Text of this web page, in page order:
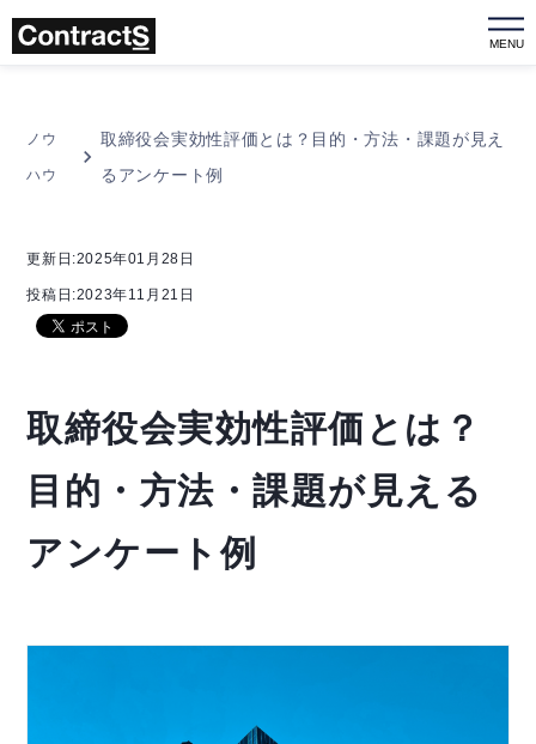
MENU
ノウ
ハウ
取締役会実効性評価とは？目的・方法・課題が見え
るアンケート例
更新日:2025年01月28日
投稿日:2023年11月21日
取締役会実効性評価とは？
目的・方法・課題が見える
アンケート例